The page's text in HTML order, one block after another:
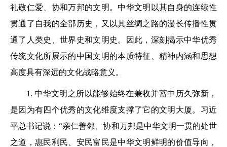
礼敬仁爱、协和万邦的文明。中华文明以其自身的连续性
贯通了自我的全部历史，又以其丝绸之路的漫长传播性贯
通了人类史、世界史和文明史。因此，深刻揭示中华优秀
传统文化所展示的中国文明的本质特征、精神内涵和思想
高度具有深远的文化战略意义。
1. 中华文明之所以能够始终在兼收并蓄中历久弥新，
是因为有四个优秀的文化维度支撑了它的文明大厦。习近
平总书记说：“亲仁善邻、协和万邦是中华文明一贯的处世
之道，惠民利民、安民富民是中华文明鲜明的价值导向，